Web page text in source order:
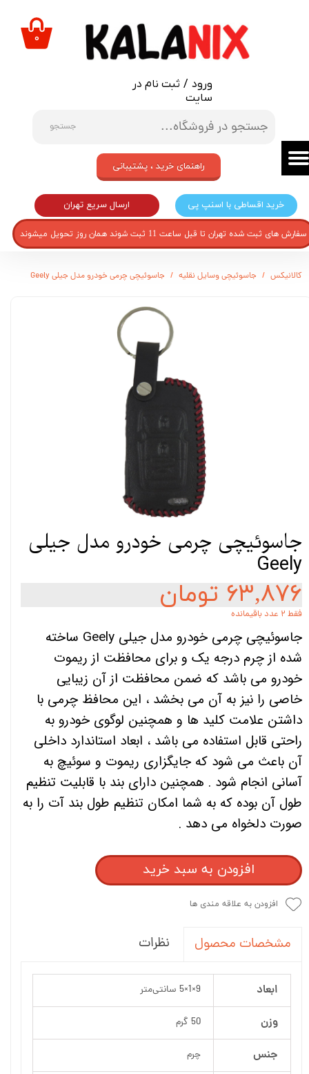
جستجو
ورود / ثبت نام در
سایت
حساب کاربری من
تغییر گذر واژه
خروج از حساب کاربری
۰
خرید اقساطی با اسنپ پی ارسال سریع تهران
راهنمای خرید ، پشتیبانی
سفارش های ثبت شده تهران تا قبل ساعت 11 ثبت شوند همان روز تحویل میشوند
کالانیکس جاسوئیچی وسایل نقلیه جاسوئیچی چرمی خودرو مدل جیلی Geely
جاسوئیچی چرمی خودرو مدل جیلی
Geely
۶۳,۸۷۶ تومان
فقط ۲ عدد باقیمانده
جاسوئیچی چرمی خودرو مدل جیلی Geely ساخته
شده از چرم درجه یک و برای محافظت از ریموت
خودرو می باشد که ضمن محافظت از آن زیبایی
خاصی را نیز به آن می بخشد ، این محافظ چرمی با
داشتن علامت کلید ها و همچنین لوگوی خودرو به
راحتی قابل استفاده می باشد ، ابعاد استاندارد داخلی
آن باعث می شود که جایگزاری ریموت و سوئیچ به
آسانی انجام شود . همچنین دارای بند با قابلیت تنظیم
طول آن بوده که به شما امکان تنظیم طول بند آت را به
صورت دلخواه می دهد .
افزودن به سبد خرید
افزودن به علاقه مندی ها
مشخصات محصول نظرات
ابعاد 9×1×5 سانتی‌متر
وزن 50 گرم
جنس چرم